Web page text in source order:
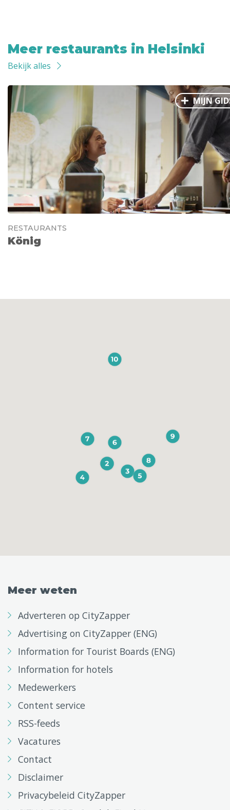
Meer restaurants in Helsinki
Bekijk alles
MIJN
RESTAURANTS
König
Meer weten
Adverteren op CityZapper
Advertising on CityZapper (ENG)
Information for Tourist Boards (ENG)
Information for hotels
Medewerkers
Content service
RSS-feeds
Vacatures
Contact
Disclaimer
Privacybeleid CityZapper